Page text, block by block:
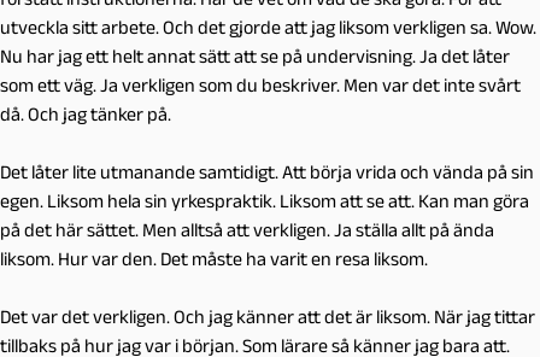
utveckla sitt arbete. Och det gjorde att jag liksom verkligen sa. Wow.
Nu har jag ett helt annat sätt att se på undervisning. Ja det låter
som ett väg. Ja verkligen som du beskriver. Men var det inte svårt
då. Och jag tänker på.
Det låter lite utmanande samtidigt. Att börja vrida och vända på sin
egen. Liksom hela sin yrkespraktik. Liksom att se att. Kan man göra
på det här sättet. Men alltså att verkligen. Ja ställa allt på ända
liksom. Hur var den. Det måste ha varit en resa liksom.
Det var det verkligen. Och jag känner att det är liksom. När jag tittar
tillbaks på hur jag var i början. Som lärare så känner jag bara att.